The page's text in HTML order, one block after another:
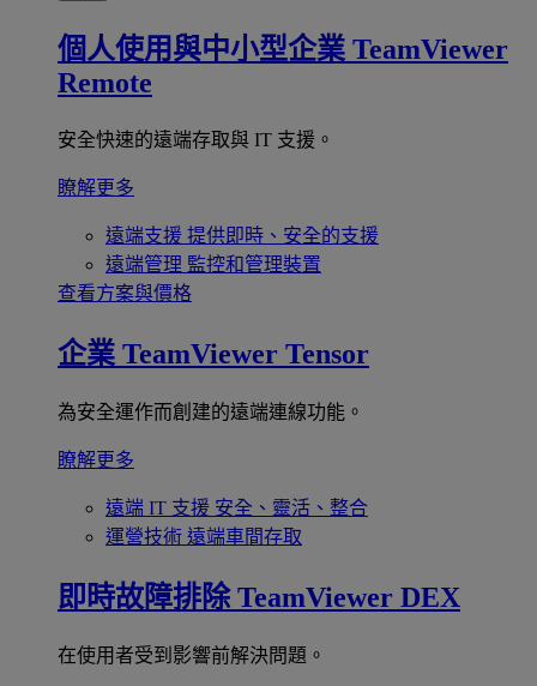
個人使用與中小型企業 TeamViewer
Remote
安全快速的遠端存取與 IT 支援。
瞭解更多
遠端支援 提供即時、安全的支援
遠端管理 監控和管理裝置
查看方案與價格
企業 TeamViewer Tensor
為安全運作而創建的遠端連線功能。
瞭解更多
遠端 IT 支援 安全、靈活、整合
運營技術 遠端車間存取
即時故障排除 TeamViewer DEX
在使用者受到影響前解決問題。